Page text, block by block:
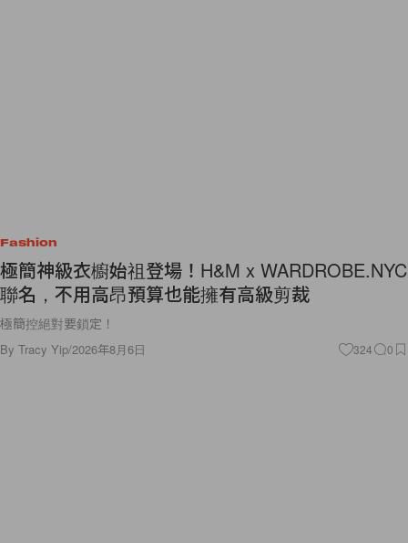
Fashion
極簡神級衣櫥始祖登場！H&M x WARDROBE.NYC
聯名，不用高昂預算也能擁有高級剪裁
極簡控絕對要鎖定！
By Tracy Yip/2026年8月6日 324 0